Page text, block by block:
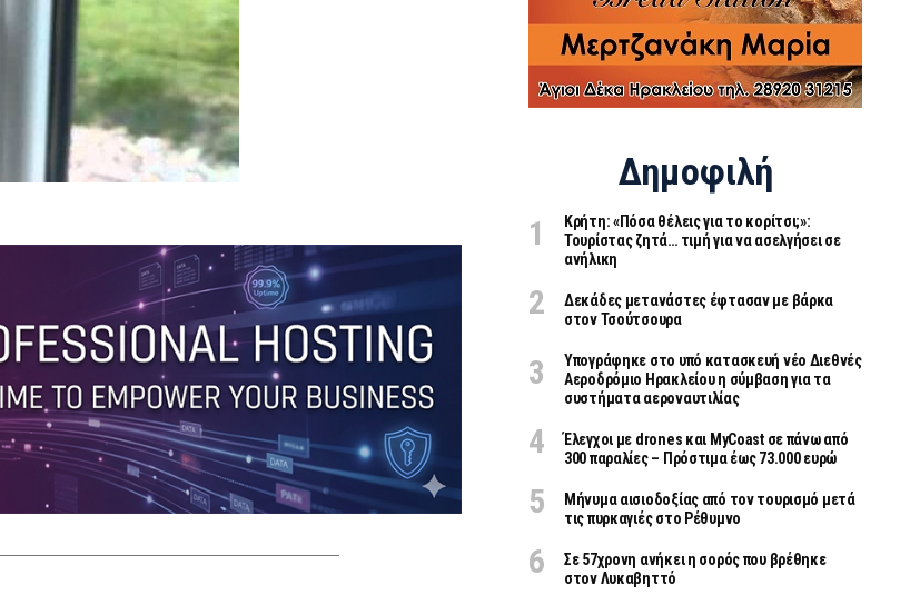
Δημοφιλή
Κρήτη: «Πόσα θέλεις για το κορίτσι;»:
Τουρίστας ζητά… τιμή για να ασελγήσει σε
ανήλικη
Δεκάδες μετανάστες έφτασαν με βάρκα
στον Τσούτσουρα
Υπογράφηκε στο υπό κατασκευή νέο Διεθνές
Αεροδρόμιο Ηρακλείου η σύμβαση για τα
συστήματα αεροναυτιλίας
Έλεγχοι με drones και MyCoast σε πάνω από
300 παραλίες – Πρόστιμα έως 73.000 ευρώ
Μήνυμα αισιοδοξίας από τον τουρισμό μετά
τις πυρκαγιές στο Ρέθυμνο
Σε 57χρονη ανήκει η σορός που βρέθηκε
στον Λυκαβηττό